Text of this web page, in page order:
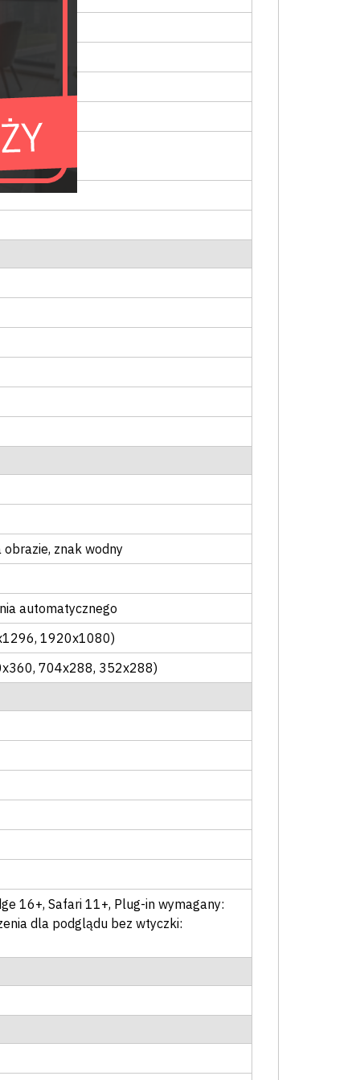
obrazie, znak wodny
automatycznego
1920x1080)
704x288, 352x288)
16+, Safari 11+, Plug-in wymagany:
dla podglądu bez wtyczki: